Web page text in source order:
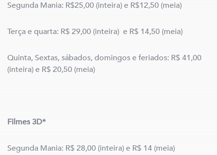
Segunda Mania: R$25,00 (inteira) e R$12,50 (meia)
Terça e quarta: R$ 29,00 (inteira) e R$ 14,50 (meia)
Quinta, Sextas, sábados, domingos e feriados: R$ 41,00
(inteira) e R$ 20,50 (meia)
Filmes 3D*
Segunda Mania: R$ 28,00 (inteira) e R$ 14 (meia)